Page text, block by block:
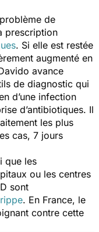
de
prescription
. Si elle est restée
augmenté en
avance
de diagnostic qui
d’une infection
d’antibiotiques. Il
les plus
cas, 7 jours
que les
ou les centres
sont
. En France, le
contre cette